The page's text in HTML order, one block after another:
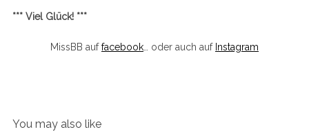
*** Viel Glück! ***
MissBB auffacebook… oder auch auf Instagram
You may also like